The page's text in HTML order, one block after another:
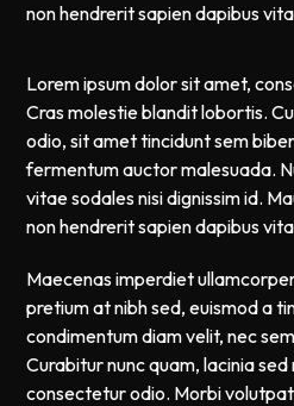
non hendrerit sapien dapibus
Lorem ipsum dolor sit amet,
Cras molestie blandit lobortis.
odio, sit amet tincidunt sem
fermentum auctor malesuada.
vitae sodales nisi dignissim id.
non hendrerit sapien dapibus
Maecenas imperdiet
pretium at nibh sed, euismod a
condimentum diam velit, nec
Curabitur nunc quam, lacinia sed
consectetur odio. Morbi